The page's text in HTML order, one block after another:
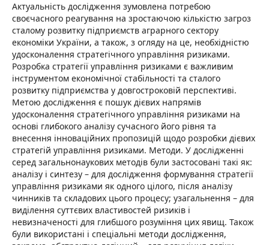
Актуальність дослідження зумовлена потребою
своєчасного реагування на зростаючою кількістю загроз
сталому розвитку підприємств аграрного сектору
економіки України, а також, з огляду на це, необхідністю
удосконалення стратегічного управління ризиками.
Розробка стратегії управління ризиками є важливим
інструментом економічної стабільності та сталого
розвитку підприємства у довгостроковій перспективі.
Метою дослідження є пошук дієвих напрямів
удосконалення стратегічного управління ризиками на
основі глибокого аналізу сучасного його рівня та
внесення інноваційних пропозицій щодо розробки дієвих
стратегій управління ризиками. Методи. У дослідженні
серед загальнонаукових методів були застосовані такі як:
аналізу і синтезу – для дослідження формування стратегії
управління ризиками як одного цілого, після аналізу
чинників та складових цього процесу; узагальнення – для
виділення суттєвих властивостей ризиків і
невизначеності для глибшого розуміння цих явищ. Також
були використані і спеціальні методи дослідження,